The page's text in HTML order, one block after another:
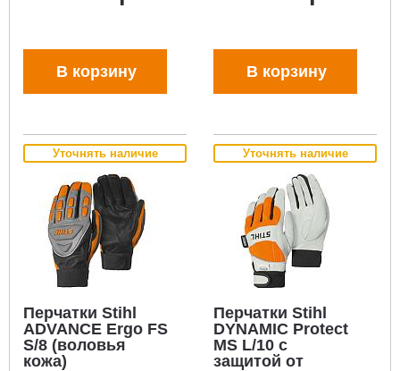
В корзину В корзину
Уточнять наличие
Перчатки Stihl
ADVANCE Ergo FS
S/8 (воловья
кожа)
Уточнять наличие
Перчатки Stihl
DYNAMIC Protect
MS L/10 с
защитой от